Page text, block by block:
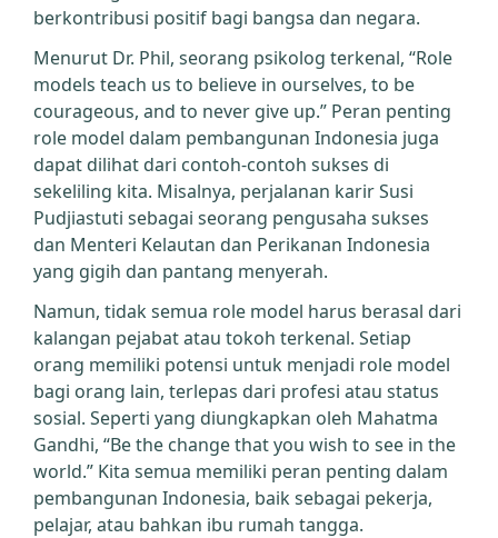
berkontribusi positif bagi bangsa dan negara.
Menurut Dr. Phil, seorang psikolog terkenal, “Role
models teach us to believe in ourselves, to be
courageous, and to never give up.” Peran penting
role model dalam pembangunan Indonesia juga
dapat dilihat dari contoh-contoh sukses di
sekeliling kita. Misalnya, perjalanan karir Susi
Pudjiastuti sebagai seorang pengusaha sukses
dan Menteri Kelautan dan Perikanan Indonesia
yang gigih dan pantang menyerah.
Namun, tidak semua role model harus berasal dari
kalangan pejabat atau tokoh terkenal. Setiap
orang memiliki potensi untuk menjadi role model
bagi orang lain, terlepas dari profesi atau status
sosial. Seperti yang diungkapkan oleh Mahatma
Gandhi, “Be the change that you wish to see in the
world.” Kita semua memiliki peran penting dalam
pembangunan Indonesia, baik sebagai pekerja,
pelajar, atau bahkan ibu rumah tangga.